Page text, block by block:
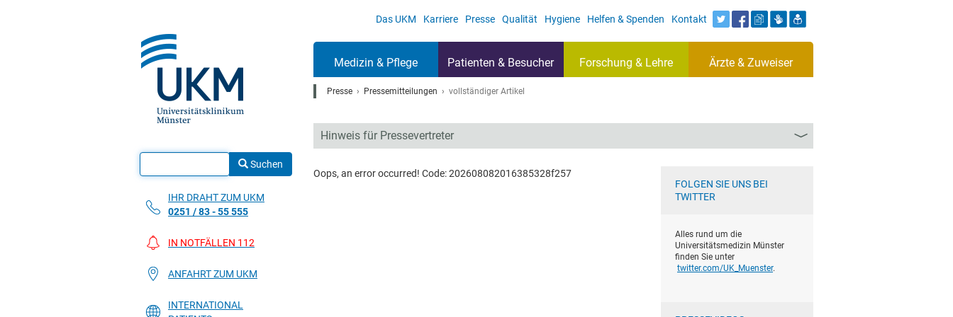
Suchen
IHR DRAHT ZUM UKM
0251 / 83 - 55 555
IN NOTFÄLLEN 112
ANFAHRT ZUM UKM
INTERNATIONAL
Das UKM Karriere Presse Qualität Hygiene Helfen & Spenden Kontakt
Medizin & Pflege Patienten & Besucher Forschung & Lehre Ärzte & Zuweiser
Presse Pressemitteilungen vollständiger Artikel
Hinweis für Pressevertreter
Oops, an error occurred! Code: 202608082016385328f257
FOLGEN SIE UNS BEI
TWITTER
Alles rund um die
Universitätsmedizin Münster
finden Sie unter
twitter.com/UK_Muenster.